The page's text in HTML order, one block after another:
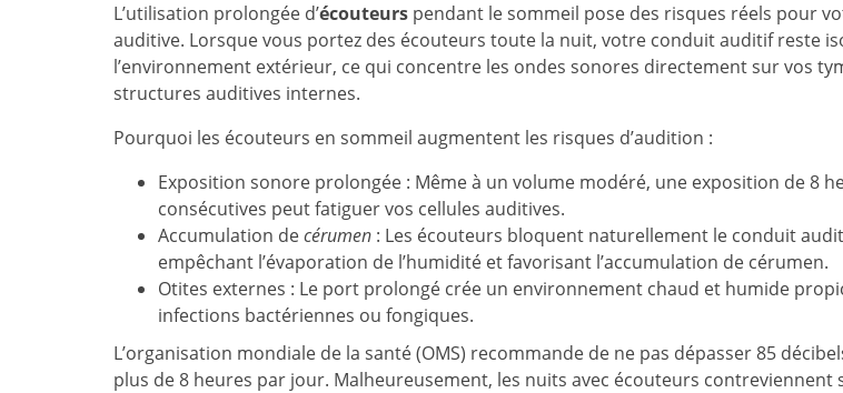
L’utilisation prolongée d’écouteurs pendant le sommeil pose des risques réels pour
auditive. Lorsque vous portez des écouteurs toute la nuit, votre conduit auditif reste
l’environnement extérieur, ce qui concentre les ondes sonores directement sur vos
structures auditives internes.
Pourquoi les écouteurs en sommeil augmentent les risques d’audition :
Exposition sonore prolongée : Même à un volume modéré, une exposition de 8
consécutives peut fatiguer vos cellules auditives.
Accumulation decérumen : Les écouteurs bloquent naturellement le conduit
empêchant l’évaporation de l’humidité et favorisant l’accumulation de cérumen.
Otites externes : Le port prolongé crée un environnement chaud et humide
infections bactériennes ou fongiques.
L’organisation mondiale de la santé (OMS) recommande de ne pas dépasser 85
plus de 8 heures par jour. Malheureusement, les nuits avec écouteurs contreviennent